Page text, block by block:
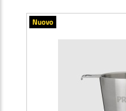
Nuovo